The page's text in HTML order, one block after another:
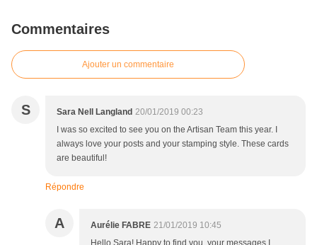
Commentaires
Ajouter un commentaire
S Sara Nell Langland 20/01/2019 00:23
I was so excited to see you on the Artisan Team this year. I
always love your posts and your stamping style. These cards
are beautiful!
Répondre
A Aurélie FABRE 21/01/2019 10:45
Hello Sara! Happy to find you, your messages I